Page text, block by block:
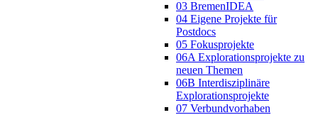
03 BremenIDEA
04 Eigene Projekte für
Postdocs
05 Fokusprojekte
06A Explorationsprojekte zu
neuen Themen
06B Interdisziplinäre
Explorationsprojekte
07 Verbundvorhaben